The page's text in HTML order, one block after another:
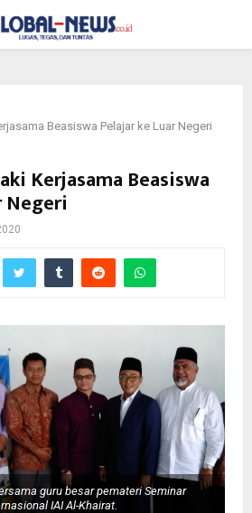
Beasiswa Pelajar ke Luar Negeri
Kerjasama Beasiswa
Negeri
guru besar pemateri Seminar
IAI Al-Khairat.